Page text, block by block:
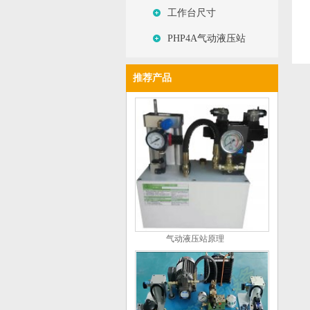
工作台尺寸
PHP4A气动液压站
推荐产品
气动液压站原理